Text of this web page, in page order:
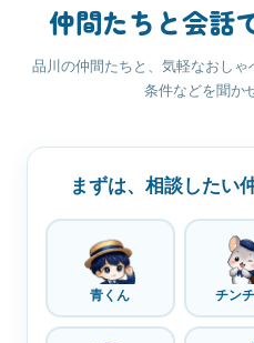
仲間たちと会話
品川の仲間たちと、気軽なおし
条件などを聞か
まずは、相談したい
青くん チン